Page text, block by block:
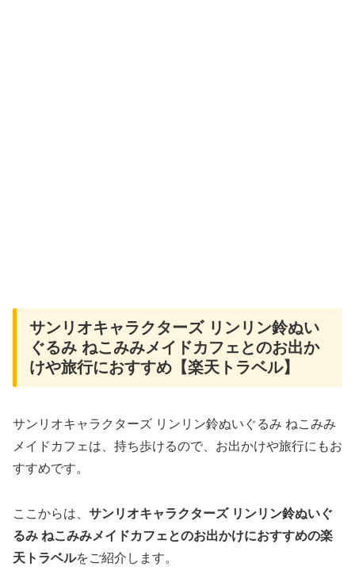
サンリオキャラクターズ リンリン鈴ぬい
ぐるみ ねこみみメイドカフェとのお出か
けや旅行におすすめ【楽天トラベル】
サンリオキャラクターズ リンリン鈴ぬいぐるみ ねこみみ
メイドカフェは、持ち歩けるので、お出かけや旅行にもお
すすめです。
ここからは、 サンリオキャラクターズ リンリン鈴ぬいぐ
るみ ねこみみメイドカフェとのお出かけにおすすめの楽
天トラベルをご紹介します。